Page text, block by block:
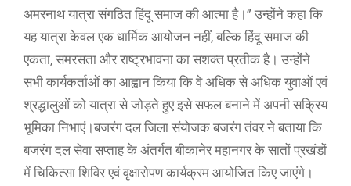
अमरनाथ यात्रा संगठित हिंदू समाज की आत्मा है।” उन्होंने कहा कि
यह यात्रा केवल एक धार्मिक आयोजन नहीं, बल्कि हिंदू समाज की
एकता, समरसता और राष्ट्रभावना का सशक्त प्रतीक है। उन्होंने
सभी कार्यकर्ताओं का आह्वान किया कि वे अधिक से अधिक युवाओं एवं
श्रद्धालुओं को यात्रा से जोड़ते हुए इसे सफल बनाने में अपनी सक्रिय
भूमिका निभाएं।बजरंग दल जिला संयोजक बजरंग तंवर ने बताया कि
बजरंग दल सेवा सप्ताह के अंतर्गत बीकानेर महानगर के सातों प्रखंडों
में चिकित्सा शिविर एवं वृक्षारोपण कार्यक्रम आयोजित किए जाएंगे।